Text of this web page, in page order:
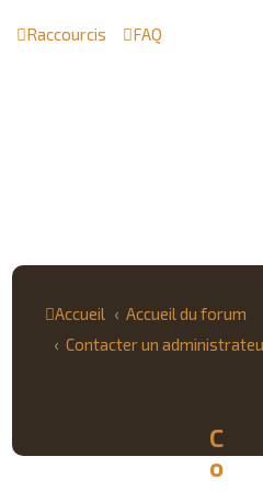
Raccourcis FAQ
Accueil
Accueil du forum
Contacter un
C
o